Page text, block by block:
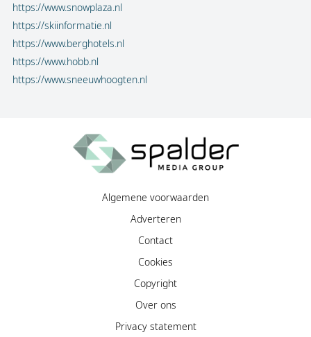
https://www.snowplaza.nl
https://skiinformatie.nl
https://www.berghotels.nl
https://www.hobb.nl
https://www.sneeuwhoogten.nl
Algemene voorwaarden
Adverteren
Contact
Cookies
Copyright
Over ons
Privacy statement